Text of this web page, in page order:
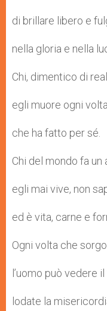
di brillare libero e
nella gloria e nella
Chi, dimentico di
egli muore ogni
che ha fatto per sé.
Chi del mondo fa
egli mai vive, non
ed è vita, carne e
Ogni volta che
l’uomo può vedere
lodate la